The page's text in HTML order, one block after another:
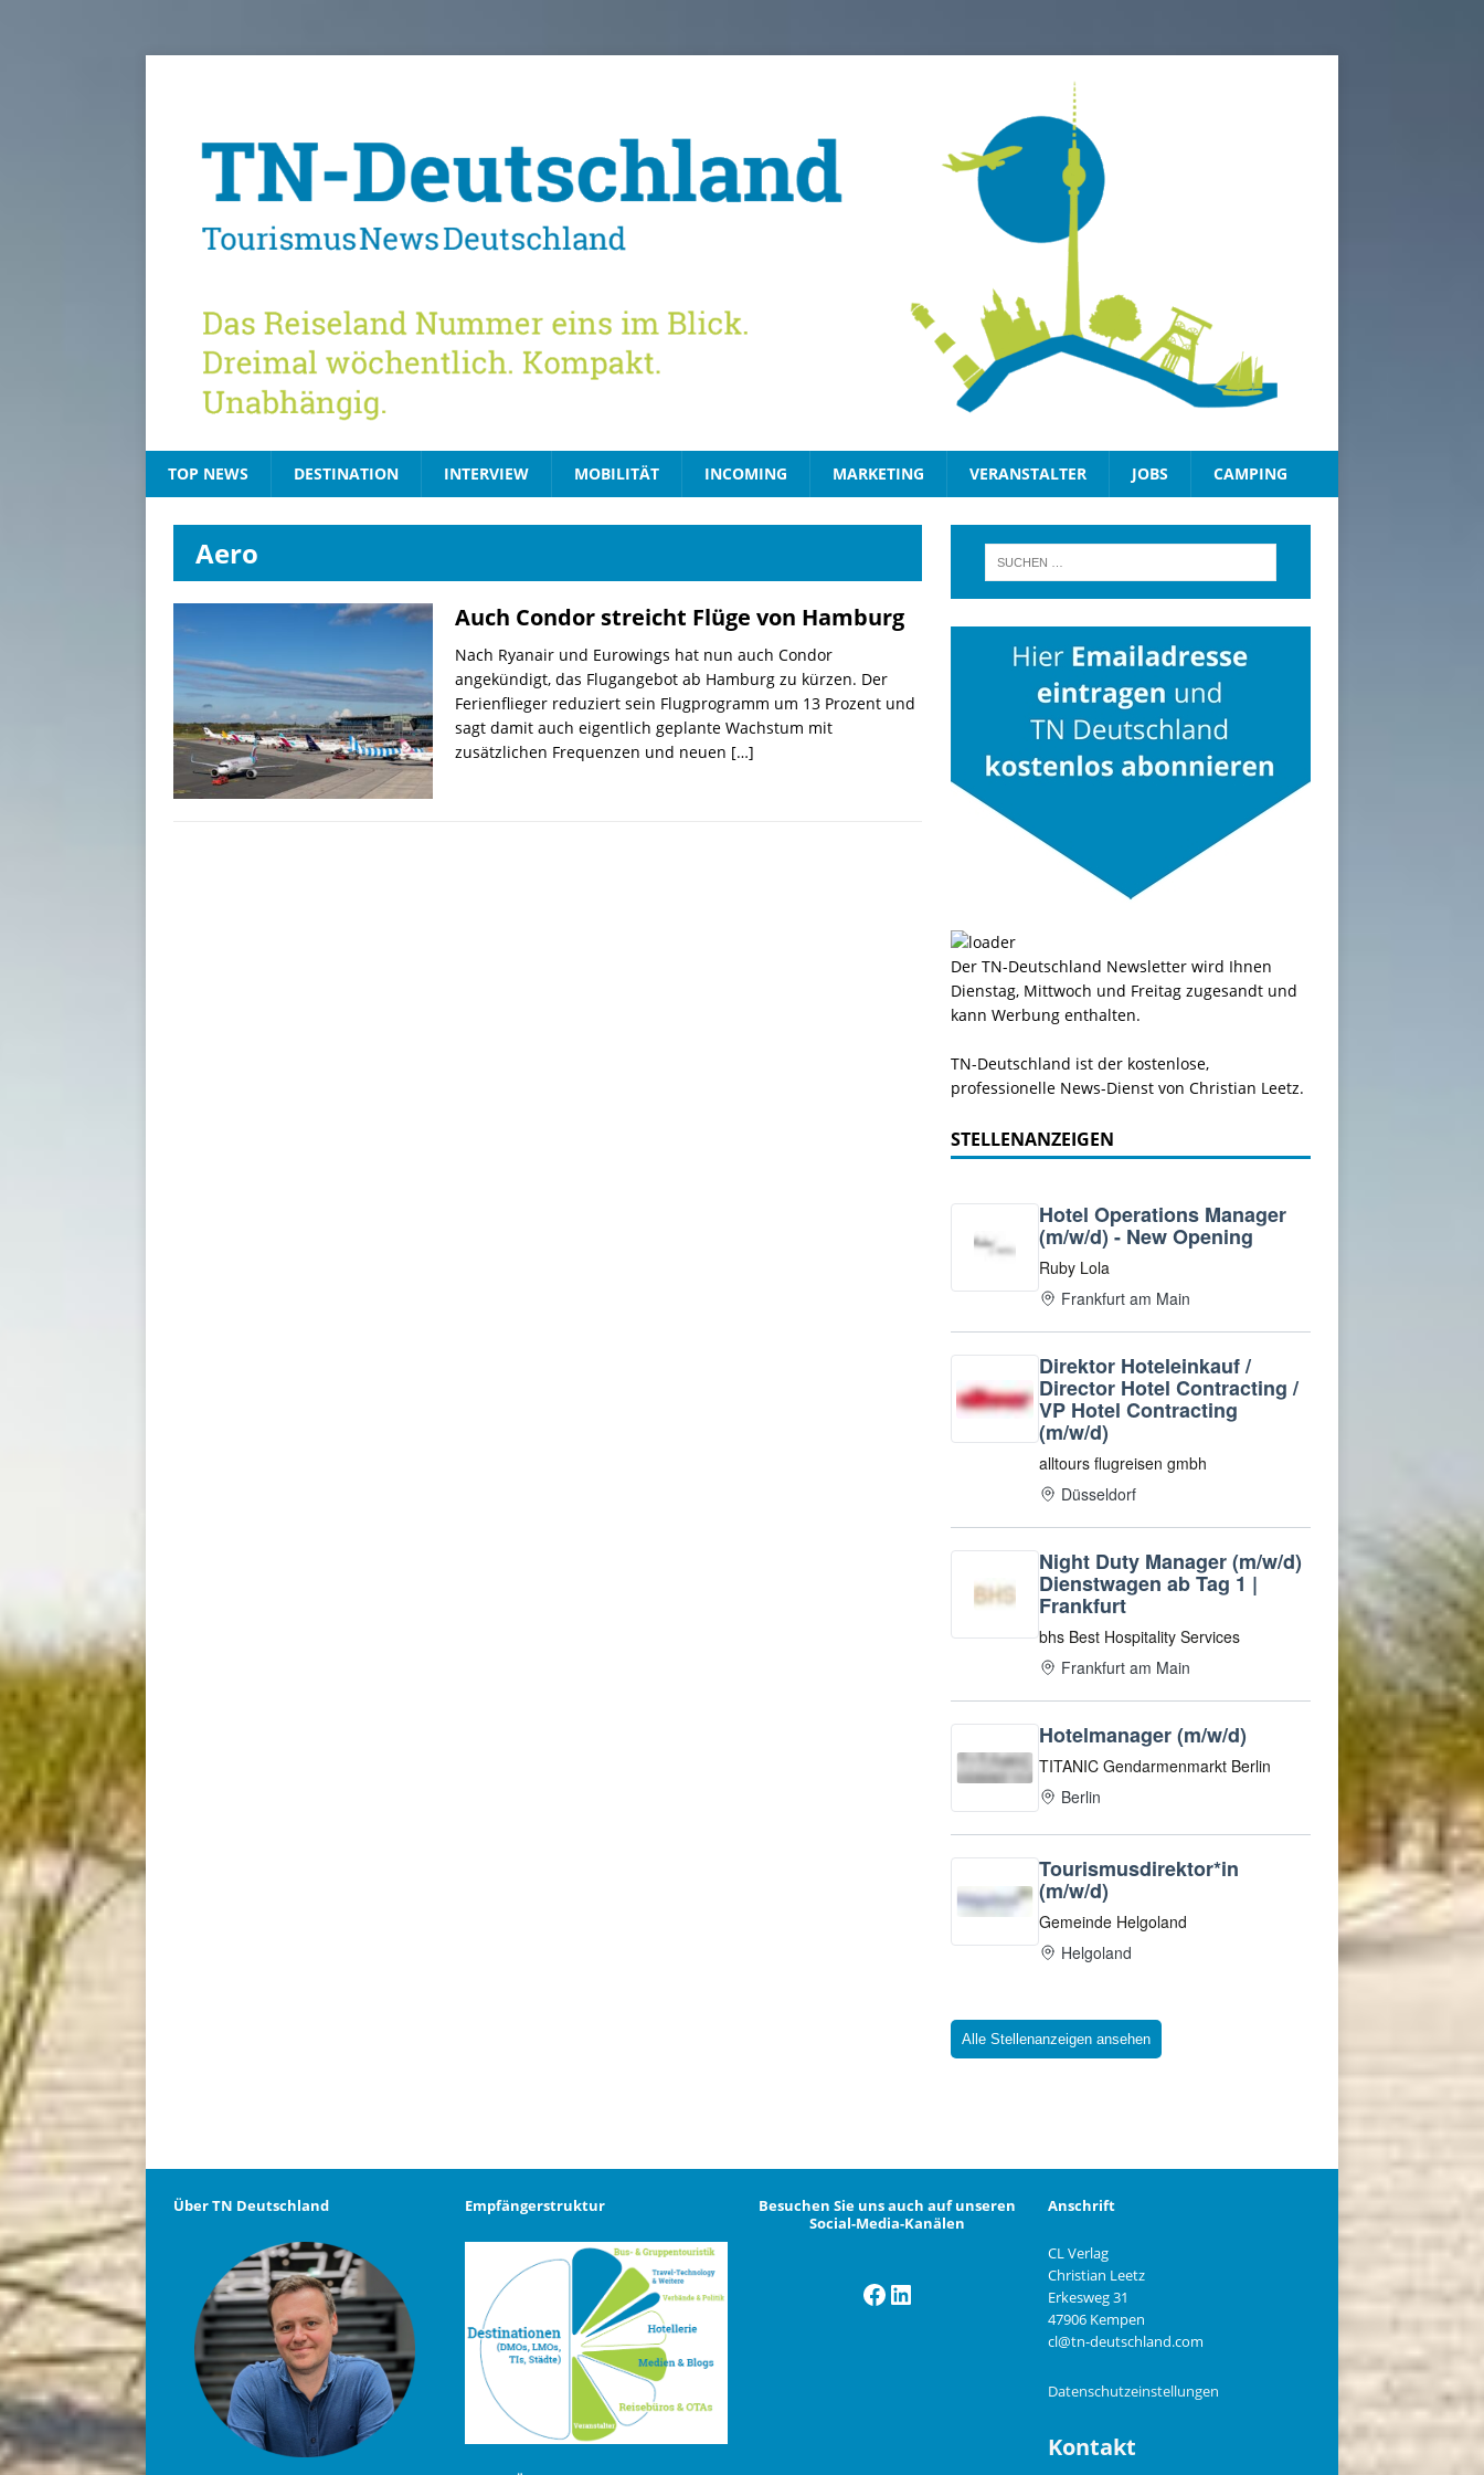
TOP NEWS DESTINATION INTERVIEW MOBILITÄT INCOMING MARKETING VERANSTALTER JOBS CAMPING
Aero
Auch Condor streicht Flüge von Hamburg
Nach Ryanair und Eurowings hat nun auch Condor
angekündigt, das Flugangebot ab Hamburg zu kürzen. Der
Ferienflieger reduziert sein Flugprogramm um 13 Prozent und
sagt damit auch eigentlich geplante Wachstum mit
zusätzlichen Frequenzen und neuen […]
Der TN-Deutschland Newsletter wird Ihnen
Dienstag, Mittwoch und Freitag zugesandt und
kann Werbung enthalten.
TN-Deutschland ist der kostenlose,
professionelle News-Dienst von Christian Leetz.
STELLENANZEIGEN
Alle Stellenanzeigen ansehen
Über TN Deutschland Empfängerstruktur
Besuchen Sie uns auch auf unseren
Social-Media-Kanälen
Facebook
LinkedIn
Anschrift
CL Verlag
Christian Leetz
Erkesweg 31
47906 Kempen
cl@tn-deutschland.com
Datenschutzeinstellungen
Kontakt